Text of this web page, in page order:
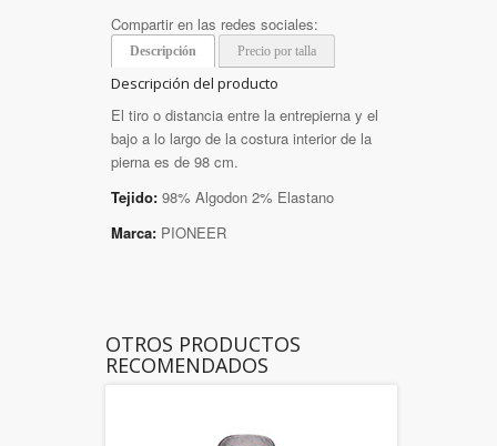
Compartir en las redes sociales:
Descripción Precio por talla
Descripción del producto
El tiro o distancia entre la entrepierna y el
bajo a lo largo de la costura interior de la
pierna es de 98 cm.
Tejido: 98% Algodon 2% Elastano
Marca: PIONEER
OTROS PRODUCTOS
RECOMENDADOS